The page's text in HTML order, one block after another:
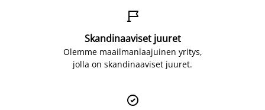

Skandinaaviset juuret
Olemme maailmanlaajuinen yritys,
jolla on skandinaaviset juuret.
